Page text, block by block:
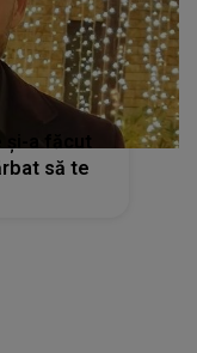
a făcut
să te